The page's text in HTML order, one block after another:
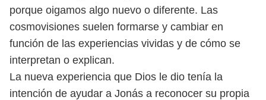
porque oigamos algo nuevo o diferente. Las
cosmovisiones suelen formarse y cambiar en
función de las experiencias vividas y de cómo se
interpretan o explican.
La nueva experiencia que Dios le dio tenía la
intención de ayudar a Jonás a reconocer su propia